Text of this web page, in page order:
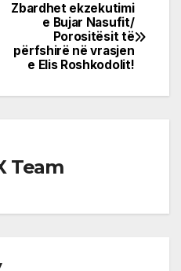
Zbardhet ekzekutimi
e Bujar Nasufit/
Porositësit të
përfshirë në vrasjen
e Elis Roshkodolit!
Team